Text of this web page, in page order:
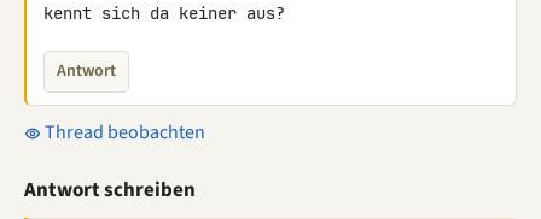
kennt sich da keiner aus?
Antwort
Thread beobachten
Antwort schreiben